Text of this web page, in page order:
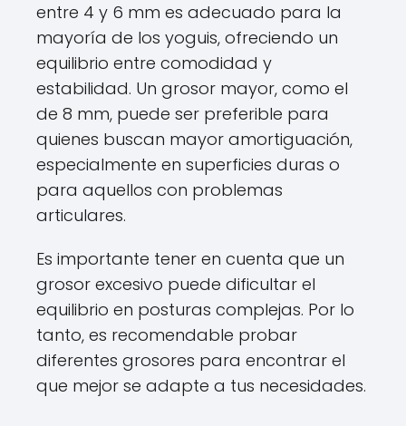
entre 4 y 6 mm es adecuado para la
mayoría de los yoguis, ofreciendo un
equilibrio entre comodidad y
estabilidad. Un grosor mayor, como el
de 8 mm, puede ser preferible para
quienes buscan mayor amortiguación,
especialmente en superficies duras o
para aquellos con problemas
articulares.
Es importante tener en cuenta que un
grosor excesivo puede dificultar el
equilibrio en posturas complejas. Por lo
tanto, es recomendable probar
diferentes grosores para encontrar el
que mejor se adapte a tus necesidades.